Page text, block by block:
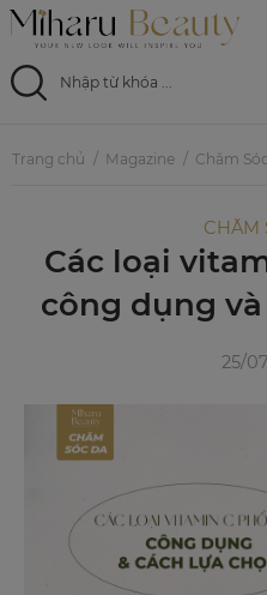
Sản
Ưu
0799 33 86 88
Trang chủ Magazine Chăm
CHĂM
Các loại
công dụng
25/